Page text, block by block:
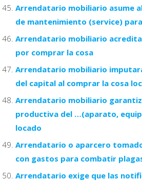
Arrendatario mobiliario asume
de mantenimiento (service)
Arrendatario mobiliario
por comprar la cosa
Arrendatario mobiliario
del capital al comprar la cosa
Arrendatario mobiliario
productiva del …(aparato,
locado
Arrendatario o aparcero
con gastos para combatir
Arrendatario exige que las